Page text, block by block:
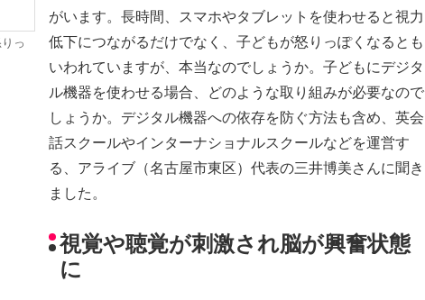
っ
がいます。長時間、スマホやタブレットを使わせると視力
低下につながるだけでなく、子どもが怒りっぽくなるとも
いわれていますが、本当なのでしょうか。子どもにデジタ
ル機器を使わせる場合、どのような取り組みが必要なので
しょうか。デジタル機器への依存を防ぐ方法も含め、英会
話スクールやインターナショナルスクールなどを運営す
る、アライブ（名古屋市東区）代表の三井博美さんに聞き
ました。
視覚や聴覚が刺激され脳が興奮状態
に